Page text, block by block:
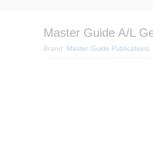
Master Guide A/L
Brand: Master Guide Publications